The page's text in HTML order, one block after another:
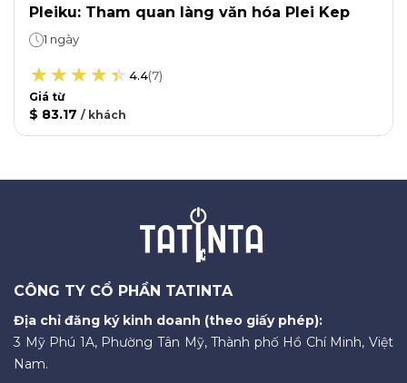
Pleiku: Tham quan làng văn hóa Plei Kep
1 ngày
4.4(7)
Giá từ
$ 83.17 / khách
CÔNG TY CỔ PHẦN TATINTA
Địa chỉ đăng ký kinh doanh (theo giấy phép):
3 Mỹ Phú 1A, Phường Tân Mỹ, Thành phố Hồ Chí Minh, Việt
Nam.